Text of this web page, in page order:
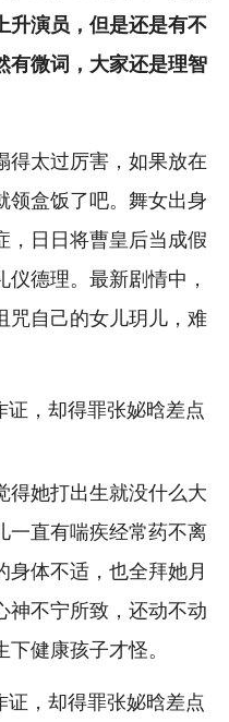
升演员，但是还是有不
有微词，大家还是理智
得太过厉害，如果放在
领盒饭了吧。舞女出身
，日日将曹皇后当成假
德理。最新剧情中，
咒自己的女儿玥儿，难
得她打出生就没什么大
一直有喘疾经常药不离
体不适，也全拜她月
神不宁所致，还动不动
健康孩子才怪。